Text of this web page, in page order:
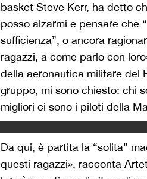
basket Steve Kerr, ha detto
posso alzarmi e pensare che
sufficienza”, o ancora
ragazzi, a come parlo con
della aeronautica militare del
gruppo, mi sono chiesto: chi
migliori ci sono i piloti della
Da qui, è partita la “solita”
questi ragazzi», racconta